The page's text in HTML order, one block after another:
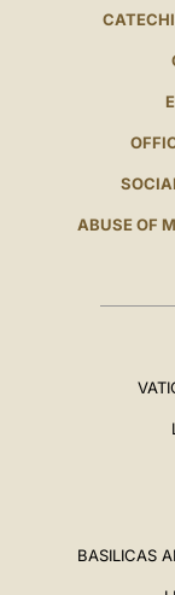
ABUSE OF
BASILICAS